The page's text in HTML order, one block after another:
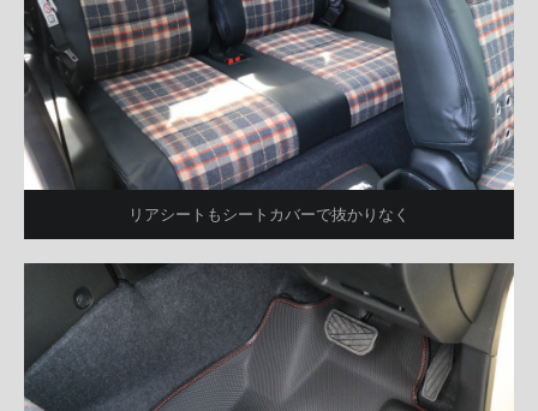
リアシートもシートカバーで抜かりなく